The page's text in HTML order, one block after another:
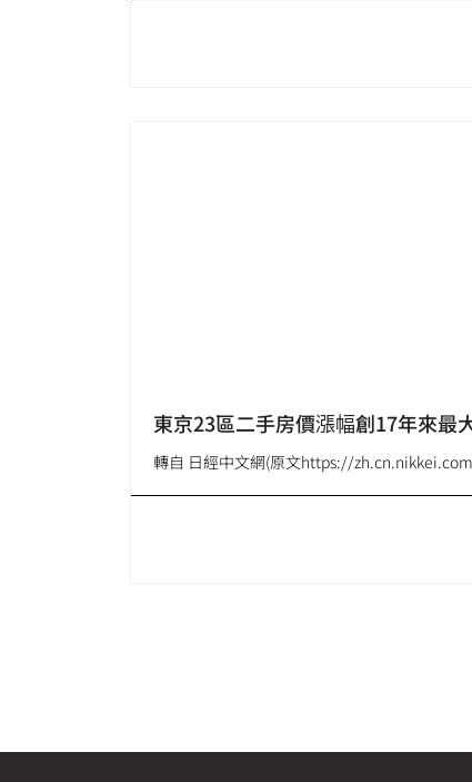
東京23區二手房價漲幅創17年來最
轉自 日經中文網(原文https://